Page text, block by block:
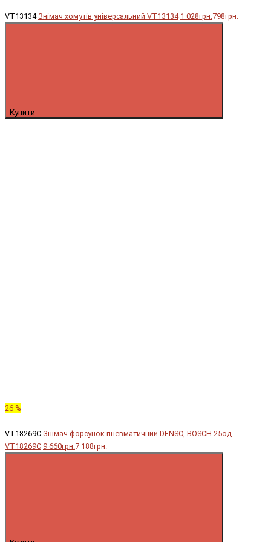
VT13134 Знімач хомутів універсальний VT13134 1 028грн.798грн.
Купити
26 %
VT18269C Знімач форсунок пневматичний DENSO, BOSCH 25од.
VT18269C 9 660грн.7 188грн.